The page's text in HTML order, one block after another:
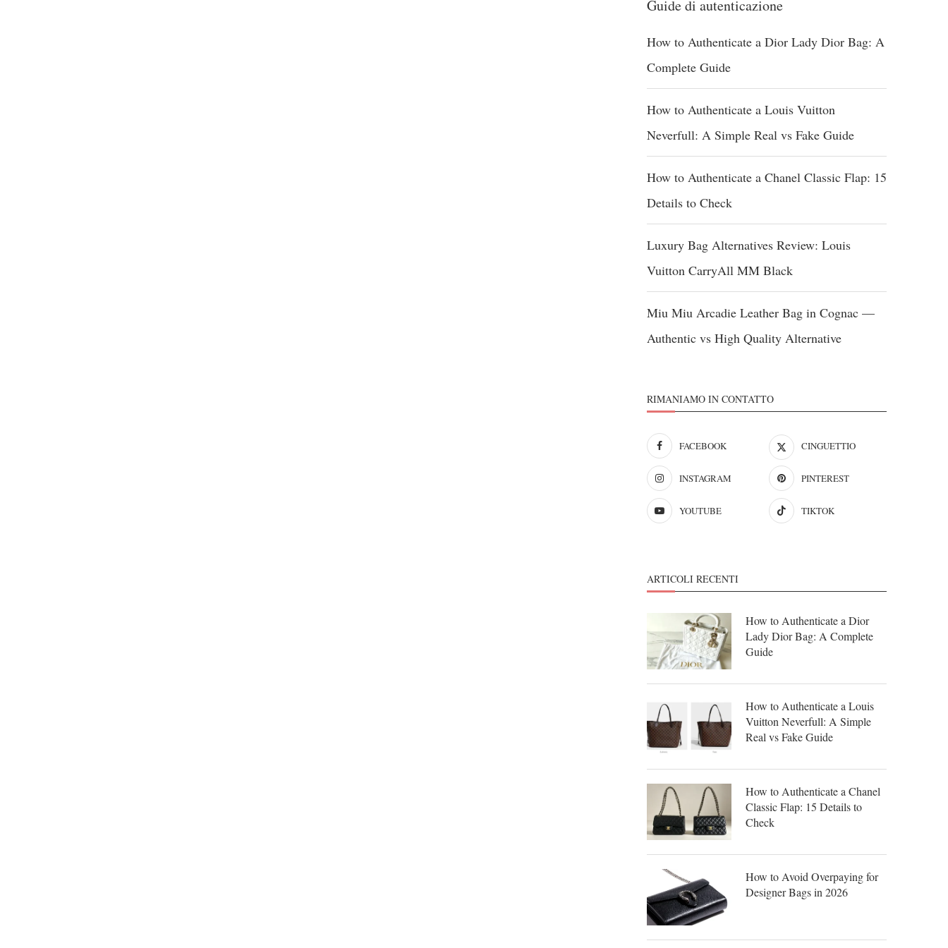
Guide di autenticazione
How to Authenticate a Dior Lady Dior Bag: A
Complete Guide
How to Authenticate a Louis Vuitton
Neverfull: A Simple Real vs Fake Guide
How to Authenticate a Chanel Classic Flap: 15
Details to Check
Luxury Bag Alternatives Review: Louis
Vuitton CarryAll MM Black
Miu Miu Arcadie Leather Bag in Cognac —
Authentic vs High Quality Alternative
RIMANIAMO IN CONTATTO
FACEBOOK CINGUETTIO
INSTAGRAM PINTEREST
YOUTUBE TIKTOK
ARTICOLI RECENTI
How to Authenticate a Dior
Lady Dior Bag: A Complete
Guide
How to Authenticate a Louis
Vuitton Neverfull: A Simple
Real vs Fake Guide
How to Authenticate a Chanel
Classic Flap: 15 Details to
Check
How to Avoid Overpaying for
Designer Bags in 2026